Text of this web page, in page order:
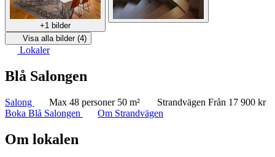
+1 bilder
Visa alla bilder (4)
Lokaler
Blå Salongen
Salong Max 48 personer 50 m² Strandvägen Från 17 900 kr
Boka Blå Salongen
Om Strandvägen
Om lokalen